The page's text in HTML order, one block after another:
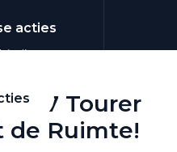
acties
ID.7 Tourer
de Ruimte!